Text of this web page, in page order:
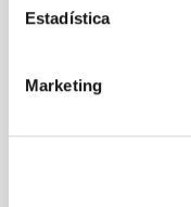
Estadística
Marketing